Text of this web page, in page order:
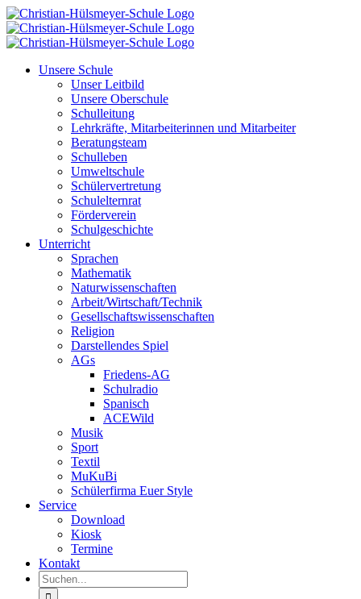
Zum
Inhalt
springen
Unsere Schule
Unser Leitbild
Unsere Oberschule
Schulleitung
Lehrkräfte, Mitarbeiterinnen und Mitarbeiter
Beratungsteam
Schulleben
Umweltschule
Schülervertretung
Schulelternrat
Förderverein
Schulgeschichte
Unterricht
Sprachen
Mathematik
Naturwissenschaften
Arbeit/Wirtschaft/Technik
Gesellschaftswissenschaften
Religion
Darstellendes Spiel
AGs
Friedens-AG
Schulradio
Spanisch
ACEWild
Musik
Sport
Textil
MuKuBi
Schülerfirma Euer Style
Service
Download
Kiosk
Termine
Kontakt
Suche
nach: